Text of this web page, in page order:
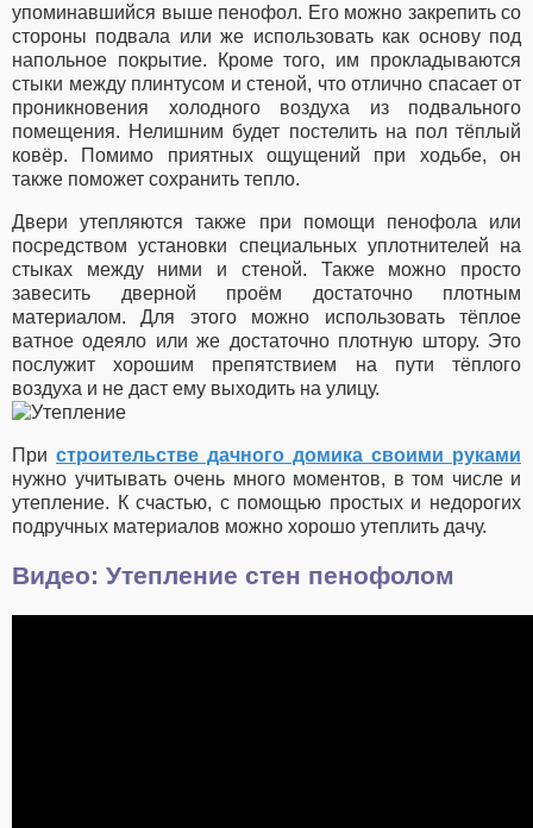
упоминавшийся выше пенофол. Его можно закрепить со
стороны подвала или же использовать как основу под
напольное покрытие. Кроме того, им прокладываются
стыки между плинтусом и стеной, что отлично спасает от
проникновения холодного воздуха из подвального
помещения. Нелишним будет постелить на пол тёплый
ковёр. Помимо приятных ощущений при ходьбе, он
также поможет сохранить тепло.
Двери утепляются также при помощи пенофола или
посредством установки специальных уплотнителей на
стыках между ними и стеной. Также можно просто
завесить дверной проём достаточно плотным
материалом. Для этого можно использовать тёплое
ватное одеяло или же достаточно плотную штору. Это
послужит хорошим препятствием на пути тёплого
воздуха и не даст ему выходить на улицу.
При строительстве дачного домика своими руками
нужно учитывать очень много моментов, в том числе и
утепление. К счастью, с помощью простых и недорогих
подручных материалов можно хорошо утеплить дачу.
Видео: Утепление стен пенофолом